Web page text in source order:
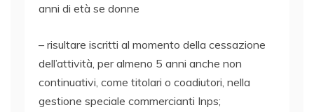
anni di età se donne
– risultare iscritti al momento della cessazione
dell’attività, per almeno 5 anni anche non
continuativi, come titolari o coadiutori, nella
gestione speciale commercianti Inps;